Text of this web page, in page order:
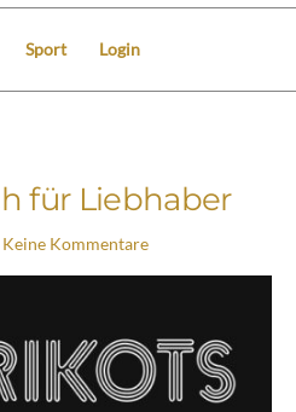
Sport Login
für Liebhaber
Keine Kommentare